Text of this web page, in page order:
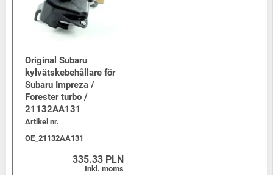
Original Subaru
kylvätskebehållare för
Subaru Impreza /
Forester turbo /
21132AA131
Artikel nr.
OE_21132AA131
335.33 PLN
Inkl. moms